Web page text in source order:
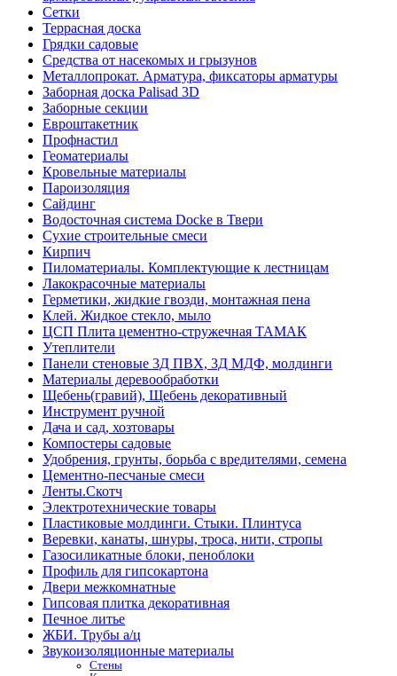
Сетки
Террасная доска
Грядки садовые
Средства от насекомых и грызунов
Металлопрокат. Арматура, фиксаторы арматуры
Заборная доска Palisad 3D
Заборные секции
Евроштакетник
Профнастил
Геоматериалы
Кровельные материалы
Пароизоляция
Сайдинг
Водосточная система Docke в Твери
Сухие строительные смеси
Кирпич
Пиломатериалы. Комплектующие к лестницам
Лакокрасочные материалы
Герметики, жидкие гвозди, монтажная пена
Клей. Жидкое стекло, мыло
ЦСП Плита цементно-стружечная ТАМАК
Утеплители
Панели стеновые 3Д ПВХ, 3Д МДФ, молдинги
Материалы деревообработки
Щебень(гравий), Щебень декоративный
Инструмент ручной
Дача и сад, хозтовары
Компостеры садовые
Удобрения, грунты, борьба с вредителями, семена
Цементно-песчаные смеси
Ленты.Скотч
Электротехнические товары
Пластиковые молдинги. Стыки. Плинтуса
Веревки, канаты, шнуры, троса, нити, стропы
Газосиликатные блоки, пеноблоки
Профиль для гипсокартона
Двери межкомнатные
Гипсовая плитка декоративная
Печное литье
ЖБИ. Трубы а/ц
Звукоизоляционные материалы
Стены